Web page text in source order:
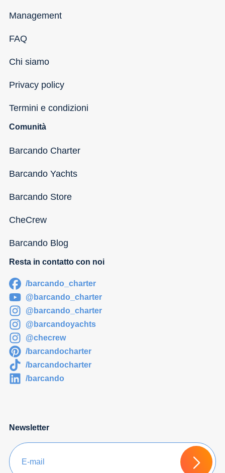
Management
FAQ
Chi siamo
Privacy policy
Termini e condizioni
Comunità
Barcando Charter
Barcando Yachts
Barcando Store
CheCrew
Barcando Blog
Resta in contatto con noi
/barcando_charter
@barcando_charter
@barcando_charter
@barcandoyachts
@checrew
/barcandocharter
/barcandocharter
/barcando
Newsletter